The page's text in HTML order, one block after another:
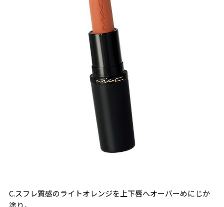
C.スフレ質感のライトオレンジを上下唇へオーバーめにじか